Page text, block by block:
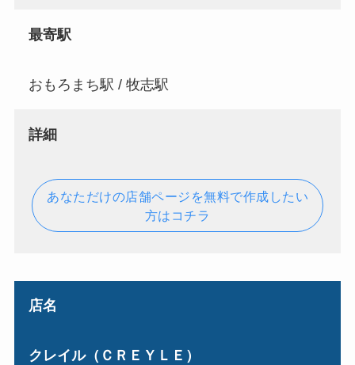
最寄駅
おもろまち駅 / 牧志駅
詳細
あなただけの店舗ページを無料で作成したい
方はコチラ
店名
クレイル（ＣＲＥＹＬＥ）